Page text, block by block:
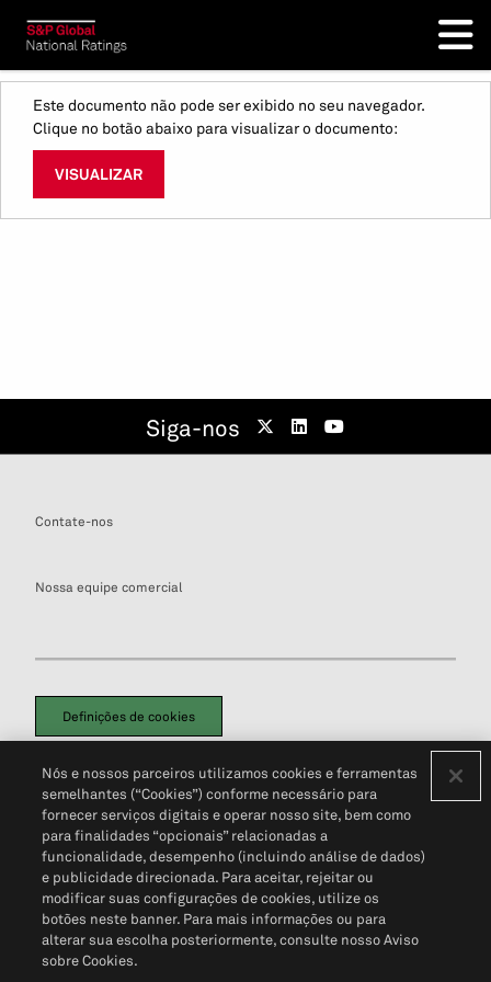
Este documento não pode ser exibido no seu navegador.
Clique no botão abaixo para visualizar o documento:
VISUALIZAR
Siga-nos
Contate-nos
Nossa equipe comercial
Definições de cookies
Política de PrivacidadePortal de privacidade do cliente (em inglês)
Não Venda Minhas Informações Pessoais© 2026 S&P Global
Nós e nossos parceiros utilizamos cookies e ferramentas
semelhantes (“Cookies”) conforme necessário para
fornecer serviços digitais e operar nosso site, bem como
para finalidades “opcionais” relacionadas a
funcionalidade, desempenho (incluindo análise de dados)
e publicidade direcionada. Para aceitar, rejeitar ou
modificar suas configurações de cookies, utilize os
botões neste banner. Para mais informações ou para
alterar sua escolha posteriormente, consulte nosso Aviso
sobre Cookies.